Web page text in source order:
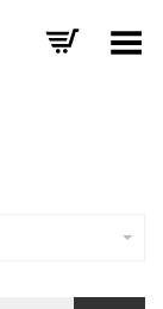
Menü umschalten